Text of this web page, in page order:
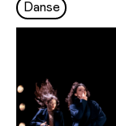
Danse